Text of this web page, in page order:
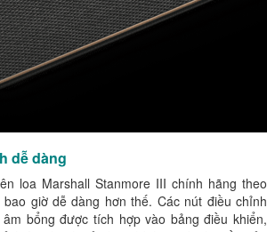
dễ dàng
loa Marshall Stanmore III chính hãng theo
giờ dễ dàng hơn thế. Các nút điều chỉnh
bổng được tích hợp vào bảng điều khiển,